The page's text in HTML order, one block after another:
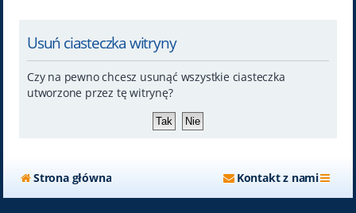
Usuń ciasteczka witryny
Czy na pewno chcesz usunąć wszystkie ciasteczka
utworzone przez tę witrynę?
Strona główna Kontakt z nami